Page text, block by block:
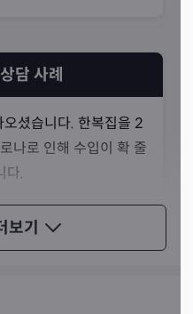
보기
상담 사례
셨습니다. 한복집을 2
나로 인해 수입이 확 줄
다.
개량 한복 사업이 아
한복 사업을 해 보라고